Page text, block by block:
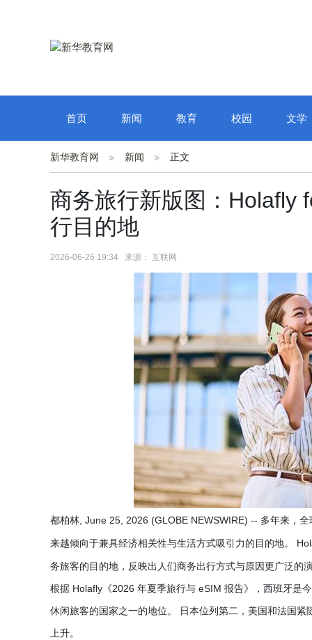
首页 新闻 教育 校园 文学
新华教育网 新闻 正文
商务旅行新版图：Holafly
行目的地
2026-06-26 19:34 来源： 互联网
都柏林, June 25, 2026 (GLOBE NEWSWIRE) -- 多年来，
来越倾向于兼具经济相关性与生活方式吸引力的目的地。
务旅客的目的地，反映出人们商务出行方式与原因更广泛的演
根据 Holafly《2026 年夏季旅行与 eSIM 报告》，西班牙是
休闲旅客的国家之一的地位。 日本位列第二，美国和法国
上升。